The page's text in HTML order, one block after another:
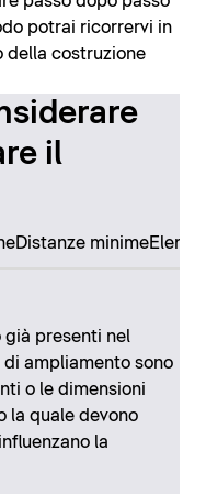
potrai ricorrervi in
della costruzione
il
Distanze minime
già presenti nel
ampliamento sono
o le dimensioni
la quale devono
la